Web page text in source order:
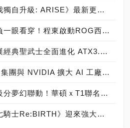
《我獨自升級: ARISE》最新更新 成振宇覺醒闇影君主繼承者
勝負一眼看穿！程東啟動ROG西風之神 雙螢幕AI致勝全局
全漢經典聖武士全面進化 ATX3.1，價格不變！FSP VIC BD+ 電競入門最強銅牌電源！ ATX 3.1、全新壓紋線材、登錄享 5 年保固，打造新世代入門電競首選
SK 集團與 NVIDIA 擴大 AI 工廠與次世代記憶體策略合作 規模逾 5,000 億美元的 NVIDIA-SK AI 計畫（NVIDIA-SK AI Initiative）， 涵蓋 SK Telecom 最高達 2GW 的 AI 工廠，以及與 SK 海力士的長期 AI 記憶體合作
ㄅ級分夢幻聯動！華碩ｘT1聯名顯示卡全台盛大開賣
《七騎士Re:BIRTH》迎來強大的全新英雄[天劍]宣嵐 同步推出韓國主題劇情